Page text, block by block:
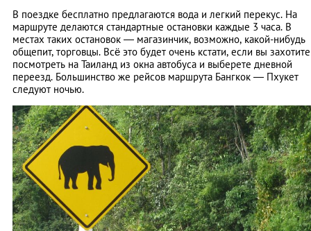
В поездке бесплатно предлагаются вода и легкий перекус. На
маршруте делаются стандартные остановки каждые 3 часа. В
местах таких остановок — магазинчик, возможно, какой-нибудь
общепит, торговцы. Всё это будет очень кстати, если вы захотите
посмотреть на Таиланд из окна автобуса и выберете дневной
переезд. Большинство же рейсов маршрута Бангкок — Пхукет
следуют ночью.